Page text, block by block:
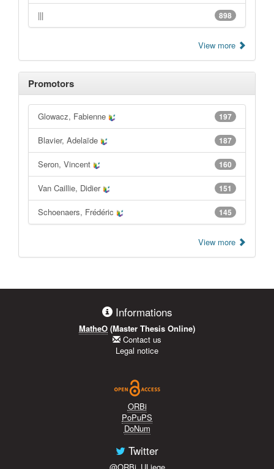
898
|||
View more
Promotors
197
Glowacz, Fabienne
187
Blavier, Adelaïde
160
Seron, Vincent
151
Van Caillie, Didier
145
Schoenaers, Frédéric
View more
Informations
MatheO (Master Thesis Online)
Contact us
Legal notice
ORBi
PoPuPS
DoNum
Twitter
@ORBi_ULiege